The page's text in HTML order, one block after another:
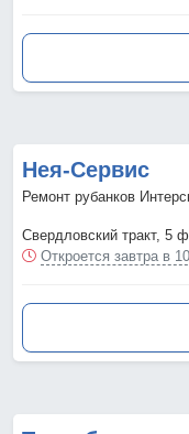
Нея-Сервис
Ремонт рубанков
Свердловский тракт, 5 ф
Откроется завтра в